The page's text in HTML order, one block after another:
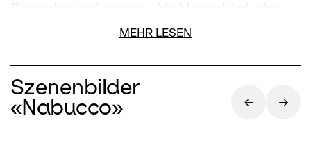
Oper gilt der berühmte
Gefangenenchor, «Va pensiero, sull’ ali
dorate»: Die Hebräer, deren
Tempelstadt Jerusalem von den
Babyloniern zerstört wurde, beklagen
ihr Schicksal. Sie sind gefangen im
MEHR LESEN
Szenenbilder
«Nabucco»